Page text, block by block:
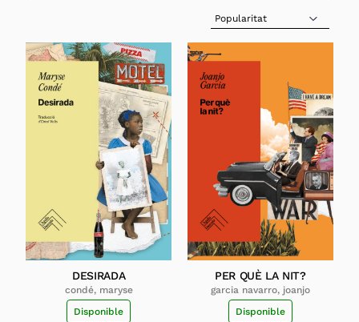
Sort Products
DESIRADA
condé, maryse
Disponible
PER QUÈ LA NIT?
garcia navarro, joanjo
Disponible